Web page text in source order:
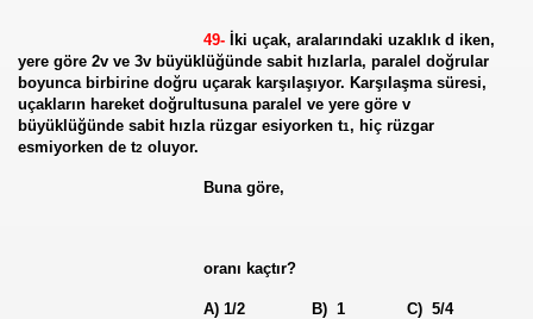
49- İki uçak, aralarındaki uzaklık d iken,
yere göre 2v ve 3v büyüklüğünde sabit hızlarla, paralel doğrular
boyunca birbirine doğru uçarak karşılaşıyor. Karşılaşma süresi,
uçakların hareket doğrultusuna paralel ve yere göre v
büyüklüğünde sabit hızla rüzgar esiyorken t1, hiç rüzgar
esmiyorken de t2 oluyor.
Buna göre,
oranı kaçtır?
A) 1/2 B) 1 C) 5/4